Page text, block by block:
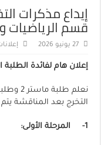
إيداع مذكرات
قسم الرياضيات
27 يونيو 2026
إعلان هام لفائدة الطلبة
نعلم
التخرج بعد المناقشة يتم
1- المرحلة الأولى: